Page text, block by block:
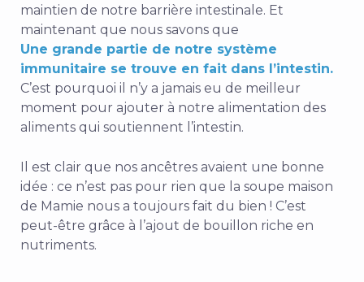
maintien de notre barrière intestinale. Et
maintenant que nous savons que
Une grande partie de notre système
immunitaire se trouve en fait dans l’intestin.
C’est pourquoi il n’y a jamais eu de meilleur
moment pour ajouter à notre alimentation des
aliments qui soutiennent l’intestin.
Il est clair que nos ancêtres avaient une bonne
idée : ce n’est pas pour rien que la soupe maison
de Mamie nous a toujours fait du bien ! C’est
peut-être grâce à l’ajout de bouillon riche en
nutriments.